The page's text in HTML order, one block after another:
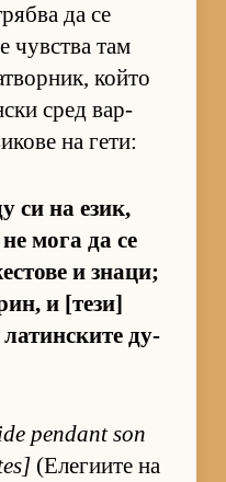
да се
чув­с­тва там
който
сред вар­
на ге­ти:
си на език,
мога да се
и зна­ци;
и [те­зи]
ла­тин­с­ките ду­
pendant son
(Е­ле­ги­ите на